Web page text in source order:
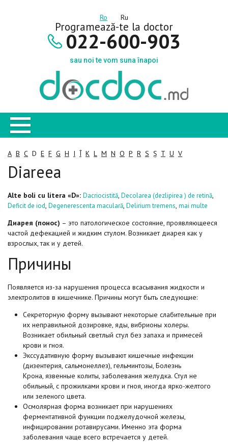
Ro Ru
Programează-te la doctor
022-600-903
sau noi te vom suna înapoi
A B C D E F G H I Î K L M N O P R S Ș T U V
Diareea
Alte boli cu litera «D»: Dacriocistită, Decolarea (dezlipirea ) de retină,
Deficit de iod, Degenerescenta maculară, Delirium tremens, mai multe
Диарея (понос) – это патологическое состояние, проявляющееся
частой дефекацией и жидким стулом. Возникает диарея как у
взрослых, так и у детей.
Причины
Появляется из-за нарушения процесса всасывания жидкости и
электролитов в кишечнике. Причины могут быть следующие:
Секреторную форму вызывают некоторые слабительные при
их неправильной дозировке, яды, вибрионы холеры.
Возникает обильный светлый стул без запаха и примесей
крови и гноя.
Экссудативную форму вызывают кишечные инфекции
(дизентерия, сальмонеллез), гельминтозы, Болезнь
Крона, язвенные колиты, заболевания желудка. Стул не
обильный, с прожилками крови и гноя, иногда ярко-желтого
или зеленого цвета.
Осмолярная форма возникает при нарушениях
ферментативной функции поджелудочной железы,
инфицировании ротавирусами. Именно эта форма
заболевания чаще всего встречается у детей.